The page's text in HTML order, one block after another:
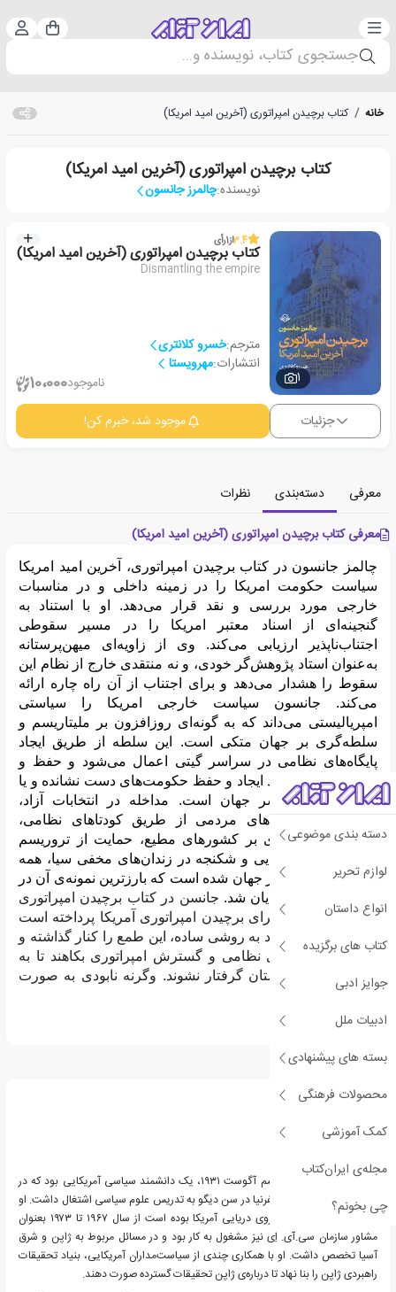
دسته‌بندی سبد
جستجوی کتاب، نویسنده و...
دسته بندی موضوعی
لوازم تحریر
انواع داستان
کتاب های برگزیده
جوایز ادبی
ادبیات ملل
بسته های پیشنهادی
محصولات فرهنگی
کمک آموزشی
مجله‌ی ایران‌کتاب
چی بخونم؟
خانه / کتاب برچیدن امپراتوری (آخرین امید امریکا)
کتاب برچیدن امپراتوری (آخرین امید امریکا)
نویسنده:چالمرز جانسون
1
3.4از1رأی
کتاب برچیدن امپراتوری (آخرین امید امریکا)
Dismantling the empire
مترجم:خسرو کلانتری
انتشارات:مهرویستا
ناموجود10،000
جزئیات موجود شد، خبرم کن!
معرفی دسته‌بندی
نظرات
معرفی کتاب برچیدن امپراتوری (آخرین امید امریکا)
چالمز جانسون در کتاب برچیدن امپراتوری، آخرین امید امریکا
سیاست حکومت امریکا را در زمینه داخلی و در مناسبات
خارجی مورد بررسی و نقد قرار می‌دهد. او با استناد به
گنجینه‌ای از اسناد معتبر امریکا را در مسیر سقوطی
اجتناب‌ناپذیر ارزیابی می‌کند. وی از زاویه‌ای میهن‌پرستانه
به‌عنوان استاد پژوهش‌گر خودی، و نه منتقدی خارج از نظام این
سقوط را هشدار می‌دهد و برای اجتناب از آن راه چاره ارائه
می‌کند. جانسون سیاست خارجی امریکا را سیاستی
امپریالیستی می‌داند که به گونه‌ای روزافزون بر ملیتاریسم و
سلطه‌گری بر جهان متکی است. این سلطه از طریق ایجاد
پایگاه‌های نظامی در سراسر گیتی اعمال می‌شود و حفظ و
گسترش آن نیازمند ایجاد و حفظ حکومت‌های دست نشانده و یا
دنباله‌رو در سراسر جهان است. مداخله در انتخابات آزاد،
سرنگونی حکومت‌های مردمی از طریق کودتاهای نظامی،
تحمیل سرمایه‌داری بر کشورهای مطیع، حمایت از تروریسم
دولتی، قتل، آدم‌ربایی و شکنجه در زندان‌های مخفی سیا، همه
منجر به واکنشی در جهان شده است که بارزترین نمونه‌ی آن در
یازدهم سپتامبر نمایان شد. جانسن در کتاب برچیدن امپراتوری
به راه‌کاری ساده برای برچیدن امپراتوری آمریکا پرداخته‌ است
و بیان داشته که باید به روشی ساده، این طمع را کنار گذاشته و
از میزان پایگاه‌های نظامی و گسترش امپراتوری بکاهند تا به
سرنوشت روم باستان گرفتار نشوند. وگرنه نابودی به‌ صورت
کلی خواهد بود.
درباره چالمرز جانسون
چالمرز جانسون متولد ششم آگوست ۱۹۳۱، یک دانشمند سیاسی آمریکایی بود که در
جایگاه استاد دانشگاه کالیفرنیا در سن دیگو به تدریس علوم سیاسی اشتغال داشت. او
که در جنگ کره، افسر نیروی دریایی آمریکا بوده‌ است از سال ۱۹۶۷ تا ۱۹۷۳ بعنوان
مشاور سازمان سی.آی. اِی نیز مشغول به کار بود و در مسائل مربوط به ژاپن و شرق
آسیا تخصص داشت. او با همکاری چندی از سیاست‌مداران آمریکایی، بنیاد تحقیقات
راهبردی ژاپن را بنا نهاد تا درباره‌ی ژاپن تحقیقات گسترده صورت دهند.